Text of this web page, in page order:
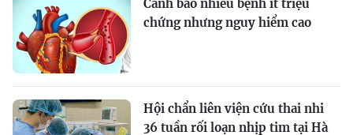
Cảnh báo nhiều bệnh ít triệu
chứng nhưng nguy hiểm cao
Hội chẩn liên viện cứu thai nhi
36 tuần rối loạn nhịp tim tại Hà